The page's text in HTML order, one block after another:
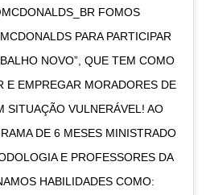
FOMOS
PARA PARTICIPAR
NOVO”, QUE TEM COMO
E EMPREGAR MORADORES DE
SITUAÇÃO VULNERÁVEL! AO
DE 6 MESES MINISTRADO
E PROFESSORES DA
HABILIDADES COMO: